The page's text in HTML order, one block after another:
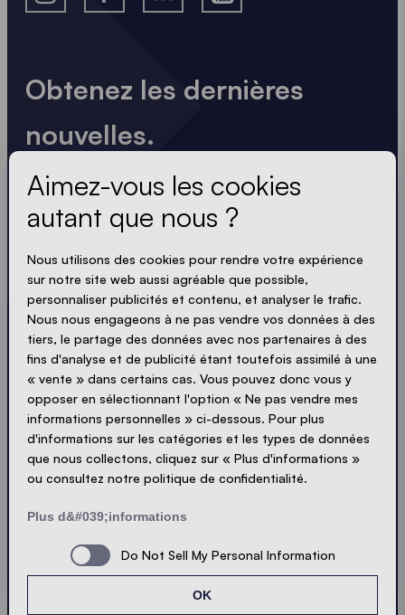
Obtenez les dernières
nouvelles.
Toujours à jour. Pas de spam ! Nous sommes brefs
et percutants. Tout comme nos tentes.
ACCEPTER LA POLITIQUE DE PROTECTION
PRIVACY
Envoyer
LOADING - LOADING - LOADING - LOADING -
© Ecotent®
Catalogue
Cookies
Contact Sitemap
Aimez-vous les cookies
autant que nous ?
Nous utilisons des cookies pour rendre votre expérience
sur notre site web aussi agréable que possible,
personnaliser publicités et contenu, et analyser le trafic.
Nous nous engageons à ne pas vendre vos données à des
tiers, le partage des données avec nos partenaires à des
fins d'analyse et de publicité étant toutefois assimilé à une
« vente » dans certains cas. Vous pouvez donc vous y
opposer en sélectionnant l'option « Ne pas vendre mes
informations personnelles » ci-dessous. Pour plus
d'informations sur les catégories et les types de données
que nous collectons, cliquez sur « Plus d'informations »
ou consultez notre politique de confidentialité.
Plus d&#039;informations
Do Not Sell My Personal Information
OK